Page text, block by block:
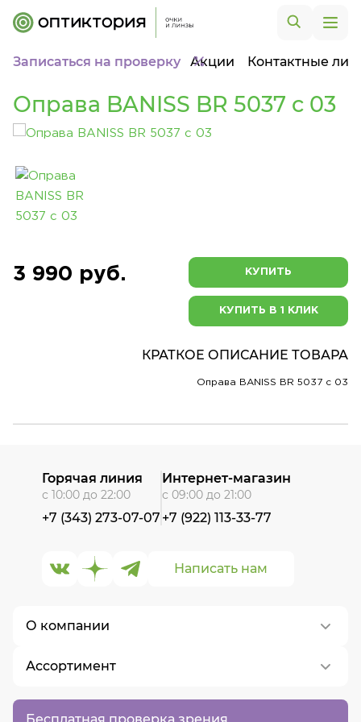
Записаться на проверку Акции Контактные
Оправа BANISS BR 5037 c 03
3 990 руб. КУПИТЬ
КУПИТЬ В 1 КЛИК
КРАТКОЕ ОПИСАНИЕ ТОВАРА
Оправа BANISS BR 5037 c 03
Бесплатная проверка зрения
О компании
О нас
Контакты
Ассортимент
Написать нам
Горячая линия
с 10:00 до 22:00
+7 (343) 273-07-07
Интернет-магазин
с 09:00 до 21:00
+7 (922) 113-33-77